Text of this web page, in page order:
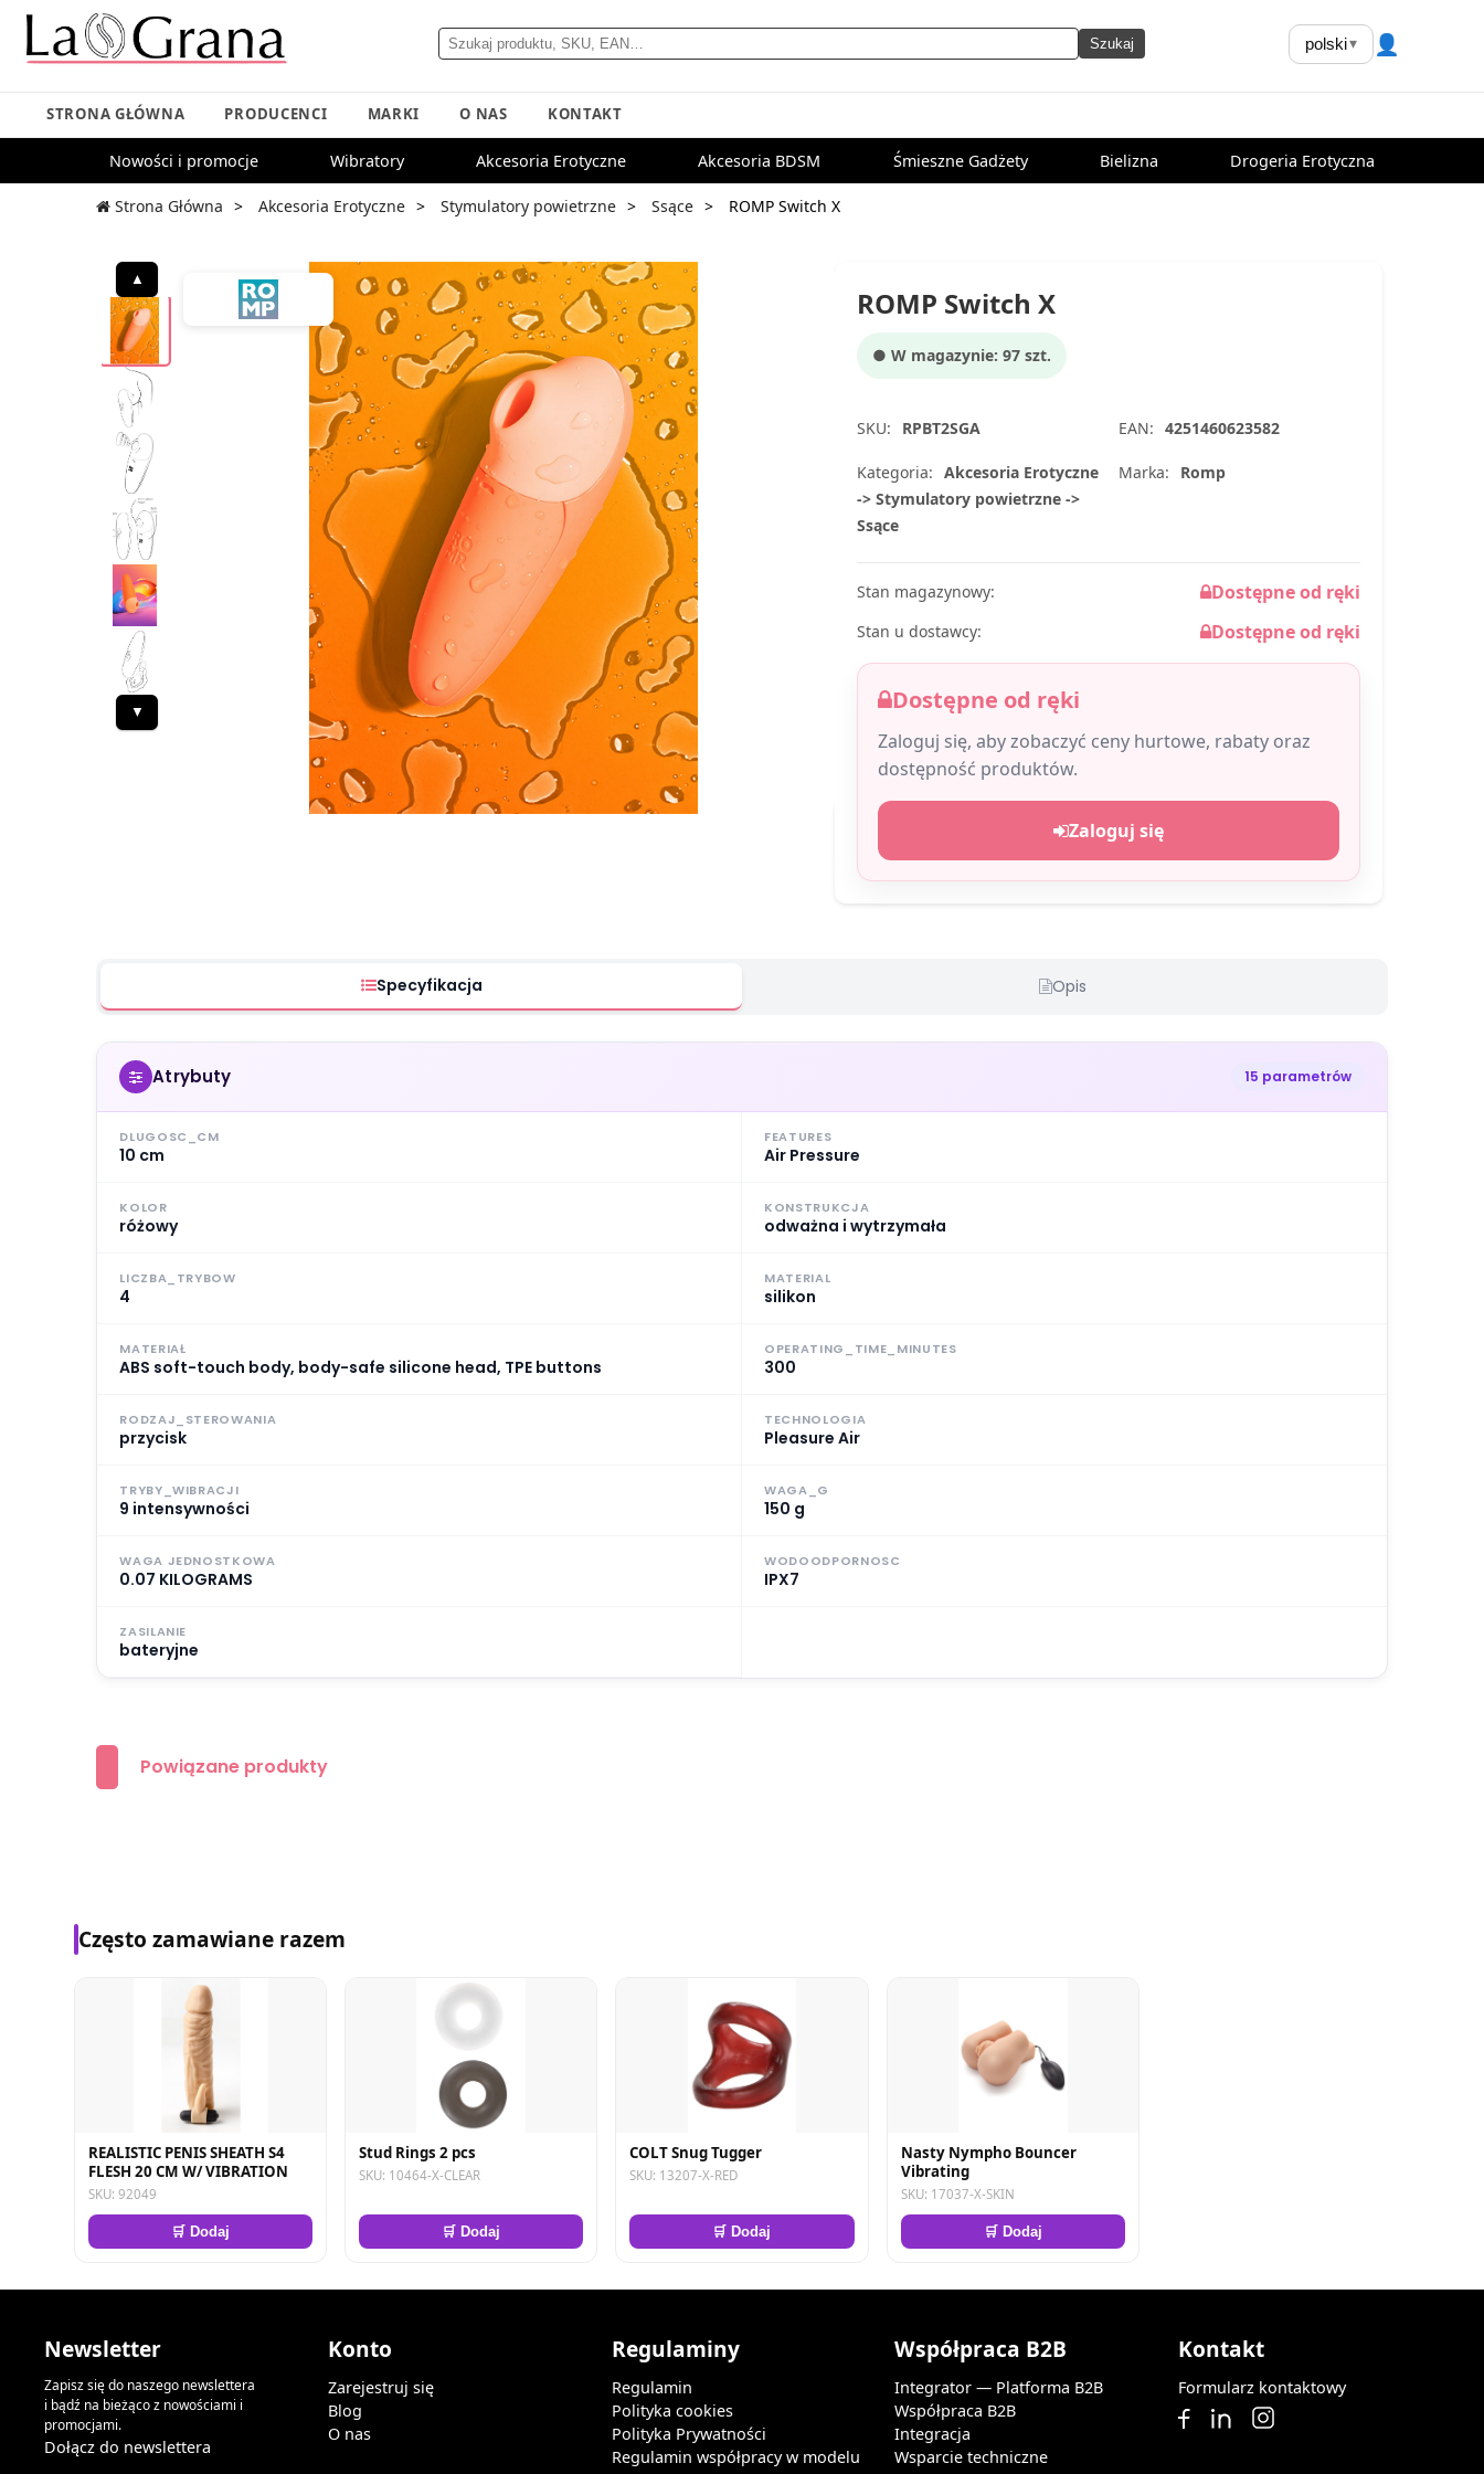
Szukaj polski▾ 👤
STRONA GŁÓWNA PRODUCENCI MARKI O NAS KONTAKT
Nowości i promocje Wibratory Akcesoria Erotyczne Akcesoria BDSM Śmieszne Gadżety Bielizna Drogeria Erotyczna
Strona Główna Akcesoria Erotyczne Stymulatory powietrzne Ssące ROMP Switch X
▲
▼
ROMP Switch X
● W magazynie: 97 szt.
SKU: RPBT2SGA EAN: 4251460623582
Kategoria: Akcesoria Erotyczne
-> Stymulatory powietrzne ->
Ssące
Marka: Romp
Stan magazynowy: Dostępne od ręki
Stan u dostawcy: Dostępne od ręki
Dostępne od ręki
Zaloguj się, aby zobaczyć ceny hurtowe, rabaty oraz
dostępność produktów.
Zaloguj się
Specyfikacja Opis
Atrybuty 15 parametrów
DLUGOSC_CM
10 cm
FEATURES
Air Pressure
KOLOR
różowy
KONSTRUKCJA
odważna i wytrzymała
LICZBA_TRYBOW
4
MATERIAL
silikon
MATERIAŁ
ABS soft-touch body, body-safe silicone head, TPE buttons
OPERATING_TIME_MINUTES
300
RODZAJ_STEROWANIA
przycisk
TECHNOLOGIA
Pleasure Air
TRYBY_WIBRACJI
9 intensywności
WAGA_G
150 g
WAGA JEDNOSTKOWA
0.07 KILOGRAMS
WODOODPORNOSC
IPX7
ZASILANIE
bateryjne
Powiązane produkty
Często zamawiane razem
REALISTIC PENIS SHEATH S4
FLESH 20 CM W/ VIBRATION
SKU: 92049
🛒 Dodaj
Stud Rings 2 pcs
SKU: 10464-X-CLEAR
🛒 Dodaj
COLT Snug Tugger
SKU: 13207-X-RED
🛒 Dodaj
Nasty Nympho Bouncer
Vibrating
SKU: 17037-X-SKIN
🛒 Dodaj
Newsletter
Zapisz się do naszego newslettera
i bądź na bieżąco z nowościami i
promocjami.
Dołącz do newslettera
Konto
Zarejestruj się
Blog
O nas
Regulaminy
Regulamin
Polityka cookies
Polityka Prywatności
Regulamin współpracy w modelu
Współpraca B2B
Integrator — Platforma B2B
Współpraca B2B
Integracja
Wsparcie techniczne
Kontakt
Formularz kontaktowy